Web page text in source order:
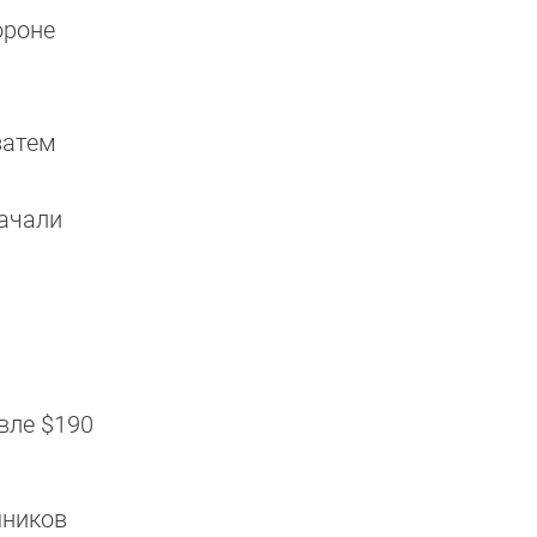
$190